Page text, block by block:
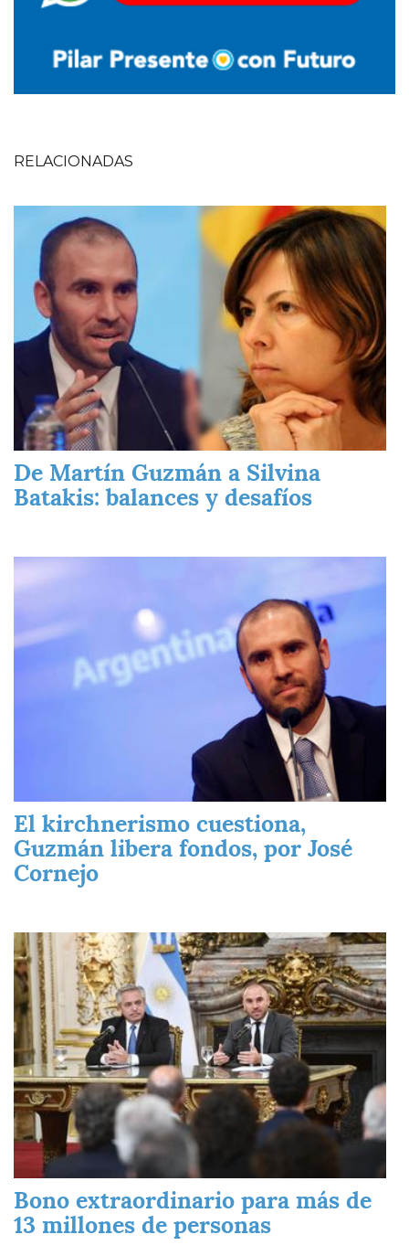
RELACIONADAS
De Martín Guzmán a Silvina
Batakis: balances y desafíos
Imagen
El kirchnerismo cuestiona,
Guzmán libera fondos, por José
Cornejo
Imagen
Bono extraordinario para más de
13 millones de personas